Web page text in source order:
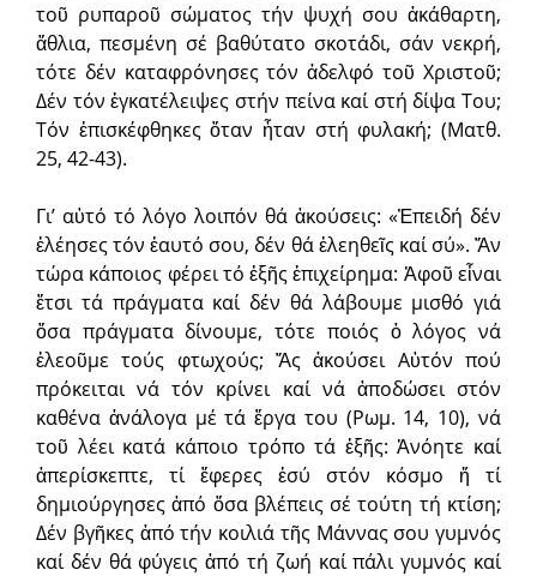
τοῦ ρυπαροῦ σώματος τήν ψυχή σου ἀκάθαρτη,
ἄθλια, πεσμένη σέ βαθύτατο σκοτάδι, σάν νεκρή,
τότε δέν καταφρόνησες τόν ἀδελφό τοῦ Χριστοῦ;
Δέν τόν ἐγκατέλειψες στήν πείνα καί στή δίψα Του;
Τόν ἐπισκέφθηκες ὅταν ἦταν στή φυλακή; (Ματθ.
25, 42-43).
Γι’ αὐτό τό λόγο λοιπόν θά ἀκούσεις: «Ἐπειδή δέν
ἐλέησες τόν ἑαυτό σου, δέν θά ἐλεηθεῖς καί σύ». Ἄν
τώρα κάποιος φέρει τό ἑξῆς ἐπιχείρημα: Ἀφοῦ εἶναι
ἔτσι τά πράγματα καί δέν θά λάβουμε μισθό γιά
ὅσα πράγματα δίνουμε, τότε ποιός ὁ λόγος νά
ἐλεοῦμε τούς φτωχούς; Ἄς ἀκούσει Αὐτόν πού
πρόκειται νά τόν κρίνει καί νά ἀποδώσει στόν
καθένα ἀνάλογα μέ τά ἔργα του (Ρωμ. 14, 10), νά
τοῦ λέει κατά κάποιο τρόπο τά ἑξῆς: Ἀνόητε καί
ἀπερίσκεπτε, τί ἔφερες ἐσύ στόν κόσμο ἤ τί
δημιούργησες ἀπό ὅσα βλέπεις σέ τούτη τή κτίση;
Δέν βγῆκες ἀπό τήν κοιλιά τῆς Μάννας σου γυμνός
καί δέν θά φύγεις ἀπό τή ζωή καί πάλι γυμνός καί